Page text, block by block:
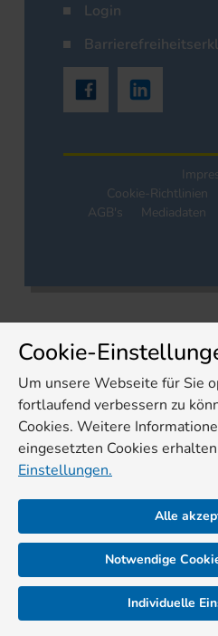
Login
Cookie-Richtlinien
AGB's
Mediadaten
Cookie-
Um unsere Webseite für Sie
fortlaufend verbessern zu
Cookies. Weitere
eingesetzten Cookies
Einstellungen.
Alle
Notwendige
Individuelle